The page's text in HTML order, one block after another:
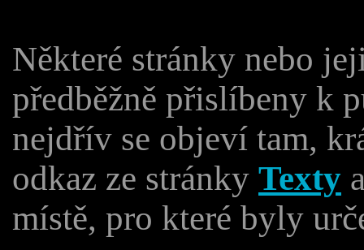
Některé stránky nebo
předběžně přislíbeny k
nejdřív se objeví tam,
odkaz ze stránky Texty
místě, pro které byly